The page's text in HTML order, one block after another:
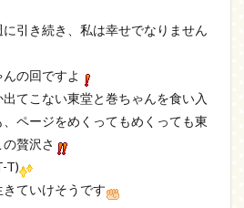
引き続き、私は幸せでなりません
の回ですよ
てこない東堂と巻ちゃんを食い入
ページをめくってもめくっても東
贅沢さ
T)
ていけそうです